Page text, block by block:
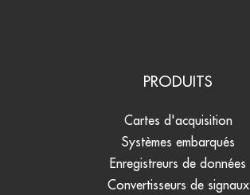
PRODUITS
Cartes d'acquisition
Systèmes embarqués
Enregistreurs de données
Convertisseurs de signaux